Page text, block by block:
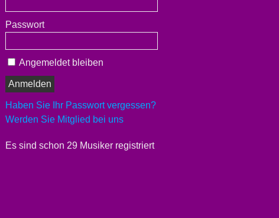
Passwort
Angemeldet bleiben
Haben Sie Ihr Passwort vergessen?
Werden Sie Mitglied bei uns
Es sind schon 29 Musiker registriert